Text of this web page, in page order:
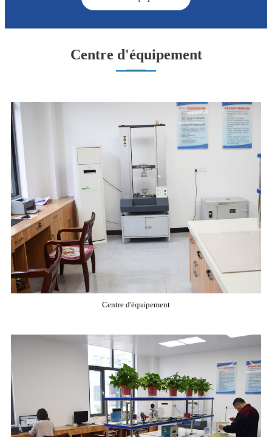
Centre d'équipement
Centre d'équipement